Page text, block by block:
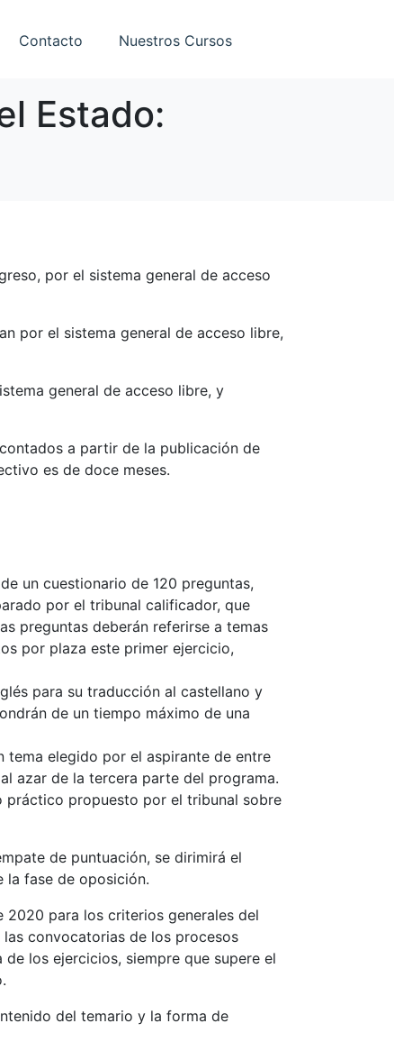
Contacto Nuestros Cursos
Estado:
por el sistema general de acceso
por el sistema general de acceso libre,
general de acceso libre, y
a partir de la publicación de
es de doce meses.
un cuestionario de 120 preguntas,
por el tribunal calificador, que
preguntas deberán referirse a temas
por plaza este primer ejercicio,
para su traducción al castellano y
de un tiempo máximo de una
tema elegido por el aspirante de entre
azar de la tercera parte del programa.
práctico propuesto por el tribunal sobre
de puntuación, se dirimirá el
la fase de oposición.
para los criterios generales del
convocatorias de los procesos
los ejercicios, siempre que supere el
del temario y la forma de